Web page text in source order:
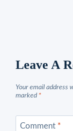
Leave A
Your email address
marked *
Comment *